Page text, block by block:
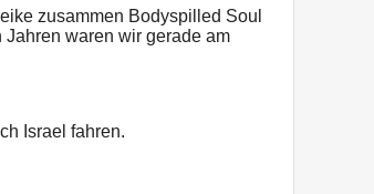
zusammen Bodyspilled Soul
waren wir gerade am
Israel fahren.